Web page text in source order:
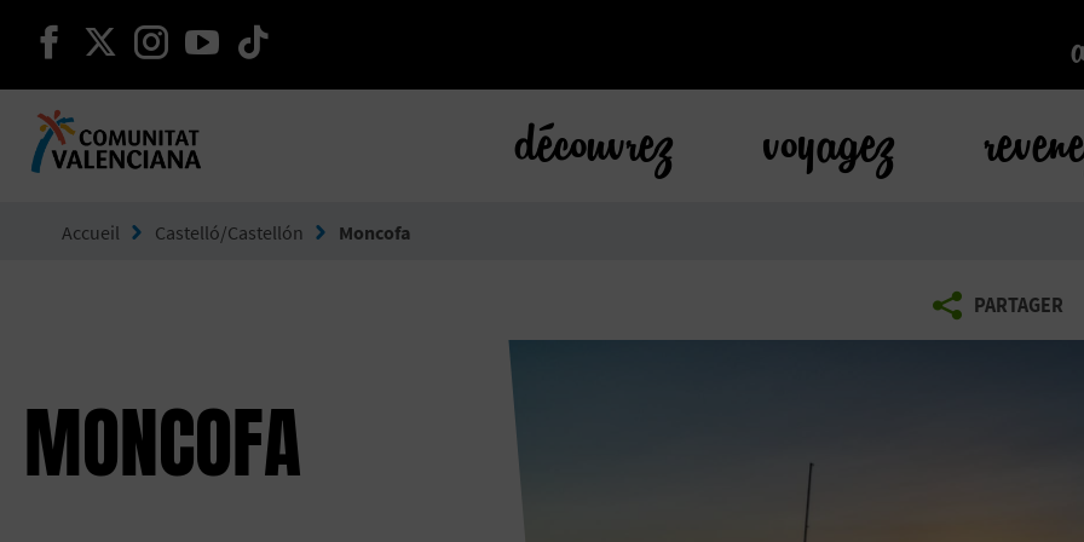
continuer sur facebook
continuer sur twitter
continuer sur instagram
continuer sur youtube
découvrez voyagez
Accueil Castelló/Castellón Moncofa
MONCOFA
PARTAGER